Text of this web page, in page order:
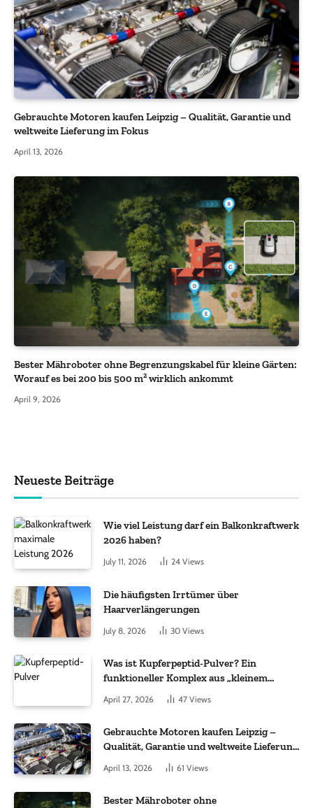
Gebrauchte Motoren kaufen Leipzig – Qualität, Garantie und
weltweite Lieferung im Fokus
April 13, 2026
Bester Mähroboter ohne Begrenzungskabel für kleine Gärten:
Worauf es bei 200 bis 500 m² wirklich ankommt
April 9, 2026
Neueste Beiträge
Wie viel Leistung darf ein Balkonkraftwerk
2026 haben?
July 11, 2026 24 Views
Die häufigsten Irrtümer über
Haarverlängerungen
July 8, 2026 30 Views
Was ist Kupferpeptid-Pulver? Ein
funktioneller Komplex aus „kleinem
Molekül + Metall“
April 27, 2026 47 Views
Gebrauchte Motoren kaufen Leipzig –
Qualität, Garantie und weltweite Lieferung
April 13, 2026 61 Views
Bester Mähroboter ohne